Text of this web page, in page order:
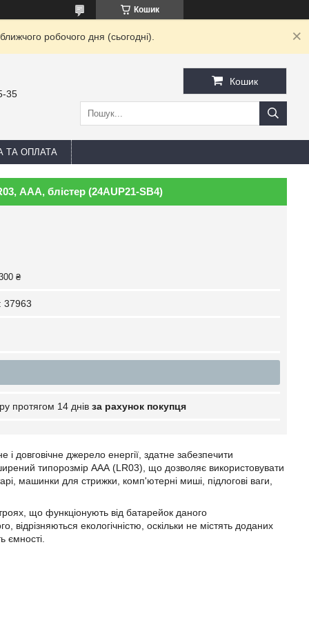
Кошик
робочого дня (сьогодні).
35
Кошик
ТА ОПЛАТА
ААА, блістер (24AUP21-SB4)
₴
37963
протягом 14 днів за рахунок покупця
довговічне джерело енергії, здатне забезпечити
типорозмір ААА (LR03), що дозволяє використовувати
машинки для стрижки, комп'ютерні миші, підлогові ваги,
що функціонують від батарейок даного
екологічністю, оскільки не містять доданих
ємності.